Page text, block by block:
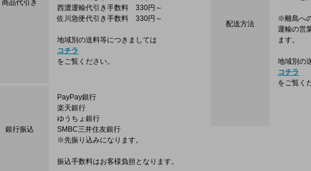
商品代引き
西濃運輸代引き手数料 330円～
佐川急便代引き手数料 330円～
地域別の送料等につきましては
コチラ
をご覧ください。
銀行振込
PayPay銀行
楽天銀行
ゆうちょ銀行
SMBC三井住友銀行
※先振り込みになります。
振込手数料はお客様負担となります。
配送方法
※離島へ
運輸の営
ます。
地域別の
コチラ
をご覧く